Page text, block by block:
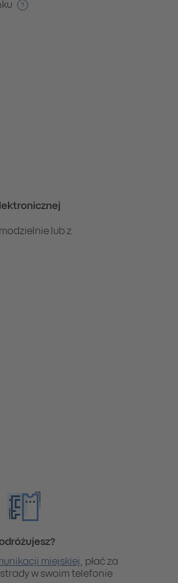
?
lub z
miejskiej
, płać za
w swoim telefonie